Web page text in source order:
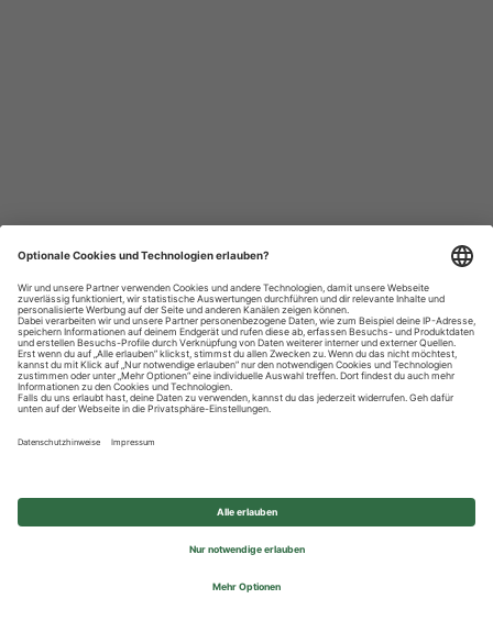
Datenschutzhinweise
Impressum
Privatsphäre-Einstellungen
© 2026 REWE Group - All rights reserved